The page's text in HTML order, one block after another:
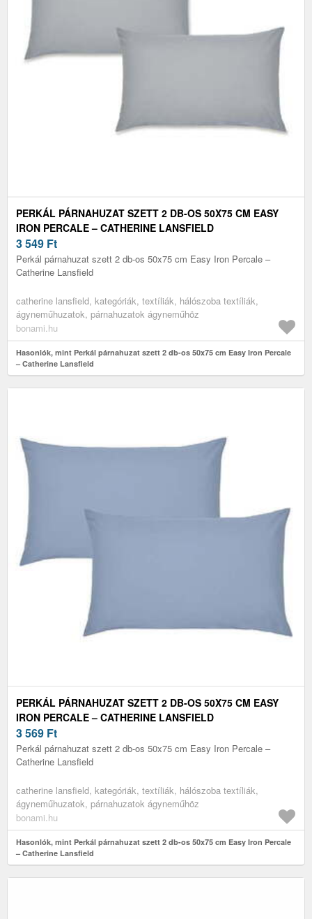
PERKÁL PÁRNAHUZAT SZETT 2 DB-OS 50X75 CM EASY
IRON PERCALE – CATHERINE LANSFIELD
3 549 Ft
Perkál párnahuzat szett 2 db-os 50x75 cm Easy Iron Percale –
Catherine Lansfield
catherine lansfield, kategóriák, textíliák, hálószoba textíliák,
ágyneműhuzatok, párnahuzatok ágyneműhöz
bonami.hu
Hasonlók, mint Perkál párnahuzat szett 2 db-os 50x75 cm Easy Iron Percale
– Catherine Lansfield
PERKÁL PÁRNAHUZAT SZETT 2 DB-OS 50X75 CM EASY
IRON PERCALE – CATHERINE LANSFIELD
3 569 Ft
Perkál párnahuzat szett 2 db-os 50x75 cm Easy Iron Percale –
Catherine Lansfield
catherine lansfield, kategóriák, textíliák, hálószoba textíliák,
ágyneműhuzatok, párnahuzatok ágyneműhöz
bonami.hu
Hasonlók, mint Perkál párnahuzat szett 2 db-os 50x75 cm Easy Iron Percale
– Catherine Lansfield